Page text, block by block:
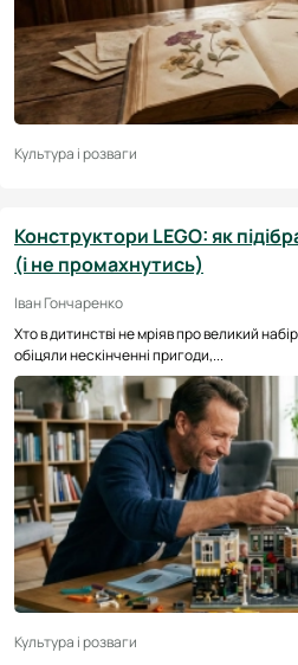
Культура і розваги
Конструктори LEGO: як
(і не промахнутись)
Іван Гончаренко
Хто в дитинстві не мріяв про великий
обіцяли нескінченні пригоди,...
Культура і розваги